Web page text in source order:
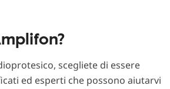
scegliete di essere
ed esperti che possono aiutarvi